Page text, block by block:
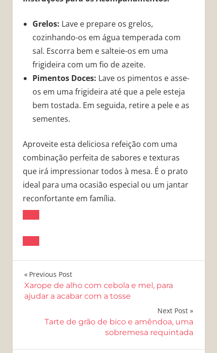
Grelos: Lave e prepare os grelos,
cozinhando-os em água temperada com
sal. Escorra bem e salteie-os em uma
frigideira com um fio de azeite.
Pimentos Doces: Lave os pimentos e asse-
os em uma frigideira até que a pele esteja
bem tostada. Em seguida, retire a pele e as
sementes.
Aproveite esta deliciosa refeição com uma
combinação perfeita de sabores e texturas
que irá impressionar todos à mesa. É o prato
ideal para uma ocasião especial ou um jantar
reconfortante em família.
Navegação
de
Post
Previous Post
Xarope de alho com cebola e mel, para
ajudar a acabar com a tosse
Next Post
Tarte de grão de bico e amêndoa, uma
sobremesa requintada